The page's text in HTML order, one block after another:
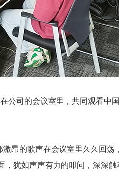
公司的会议室里，共同观看中
昂的歌声在会议室里久久回
犹如声声有力的叩问，深深